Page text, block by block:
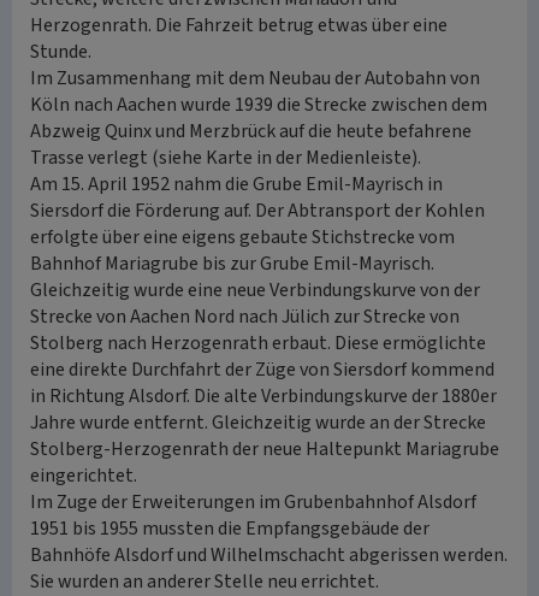
Herzogenrath. Die Fahrzeit betrug etwas über eine
Stunde.
Im Zusammenhang mit dem Neubau der Autobahn von
Köln nach Aachen wurde 1939 die Strecke zwischen dem
Abzweig Quinx und Merzbrück auf die heute befahrene
Trasse verlegt (siehe Karte in der Medienleiste).
Am 15. April 1952 nahm die Grube Emil-Mayrisch in
Siersdorf die Förderung auf. Der Abtransport der Kohlen
erfolgte über eine eigens gebaute Stichstrecke vom
Bahnhof Mariagrube bis zur Grube Emil-Mayrisch.
Gleichzeitig wurde eine neue Verbindungskurve von der
Strecke von Aachen Nord nach Jülich zur Strecke von
Stolberg nach Herzogenrath erbaut. Diese ermöglichte
eine direkte Durchfahrt der Züge von Siersdorf kommend
in Richtung Alsdorf. Die alte Verbindungskurve der 1880er
Jahre wurde entfernt. Gleichzeitig wurde an der Strecke
Stolberg-Herzogenrath der neue Haltepunkt Mariagrube
eingerichtet.
Im Zuge der Erweiterungen im Grubenbahnhof Alsdorf
1951 bis 1955 mussten die Empfangsgebäude der
Bahnhöfe Alsdorf und Wilhelmschacht abgerissen werden.
Sie wurden an anderer Stelle neu errichtet.